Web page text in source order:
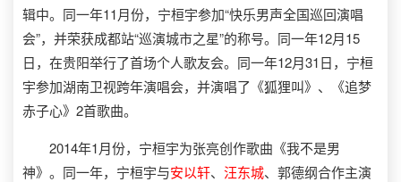
辑中。同一年11月份，宁桓宇参加“快乐男声全国巡回演唱
会”，并荣获成都站“巡演城市之星”的称号。同一年12月15
日，在贵阳举行了首场个人歌友会。同一年12月31日，宁桓
宇参加湖南卫视跨年演唱会，并演唱了《狐狸叫》、《追梦
赤子心》2首歌曲。
2014年1月份，宁桓宇为张亮创作歌曲《我不是男
神》。同一年，宁桓宇与安以轩、 汪东城、郭德纲合作主演